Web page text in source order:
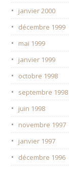
janvier 2000
décembre 1999
mai 1999
janvier 1999
octobre 1998
septembre 1998
juin 1998
novembre 1997
janvier 1997
décembre 1996